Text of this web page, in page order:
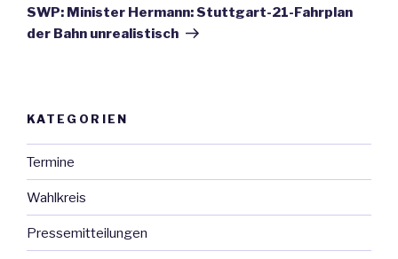
Beitrag
SWP: Minister Hermann: Stuttgart-21-Fahrplan
der Bahn unrealistisch
KATEGORIEN
Termine
Wahlkreis
Pressemitteilungen